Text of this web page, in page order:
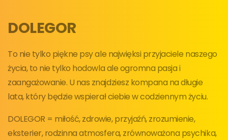
DOLEGOR
To nie tylko piękne psy ale najwięksi przyjaciele naszego
życia, to nie tylko hodowla ale ogromna pasja i
zaangażowanie. U nas znajdziesz kompana na długie
lata, który będzie wspierał ciebie w codziennym życiu.
DOLEGOR = miłość, zdrowie, przyjaźń, zrozumienie,
eksterier, rodzinna atmosfera, zrównoważona psychika,